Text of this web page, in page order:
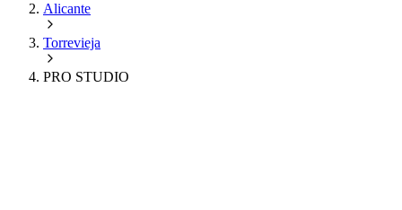
Alicante
Torrevieja
PRO STUDIO